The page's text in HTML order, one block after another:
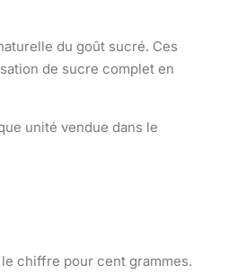
du goût sucré. Ces
de sucre complet en
unité vendue dans le
chiffre pour cent grammes.